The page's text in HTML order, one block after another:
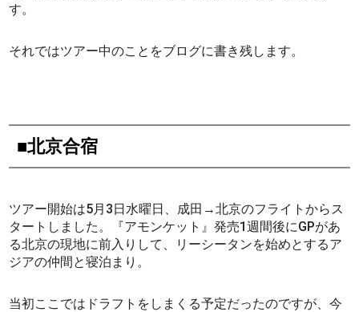
す。
それではツアー中のことをブログに書き残します。
■北京合宿
ツアー開始は5月3日水曜日、成田→北京のフライトからス
タートしました。『アモンケット』発売1週間後にGPがあ
る北京の現地に前入りして、リーシータンを始めとするア
ジアの仲間と寝泊まり。
当初ここではドラフトをしまくる予定だったのですが、今